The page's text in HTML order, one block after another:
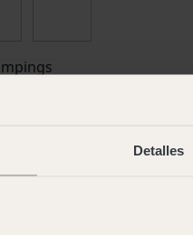
Detalles